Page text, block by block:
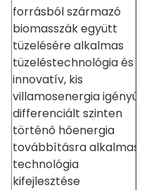
forrásból származó
biomasszák együtt
tüzelésére alkalmas
tüzeléstechnológia és
innovatív, kis
villamosenergia igényű,
differenciált szinten
történő hőenergia
továbbításra alkalmas
technológia
kifejlesztése